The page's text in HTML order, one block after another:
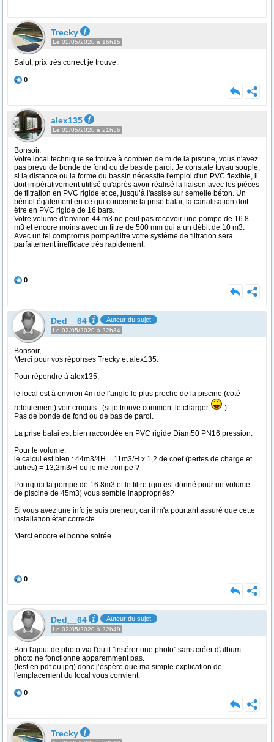
Trecky
Le 02/05/2020 à 16h15
Salut, prix très correct je trouve.
0
alex135
Le 02/05/2020 à 21h36
Bonsoir.
Votre local technique se trouve à combien de m de la piscine, vous n'avez
pas prévu de bonde de fond ou de bas de paroi. Je constate tuyau souple,
si la distance ou la forme du bassin nécessite l'emploi d'un PVC flexible, il
doit impérativement utilisé qu'après avoir réalisé la liaison avec les pièces
de filtration en PVC rigide et ce, jusqu’à l'assise sur semelle béton. Un
bémol également en ce qui concerne la prise balai, la canalisation doit
être en PVC rigide de 16 bars.
Votre volume d'environ 44 m3 ne peut pas recevoir une pompe de 16.8
m3 et encore moins avec un filtre de 500 mm qui à un débit de 10 m3.
Avec un tel compromis pompe/filtre votre système de filtration sera
parfaitement inefficace très rapidement.
0
Ded__64 Auteur du sujet
Le 02/05/2020 à 22h34
Bonsoir,
Merci pour vos réponses Trecky et alex135.
Pour répondre à alex135,
le local est à environ 4m de l'angle le plus proche de la piscine (coté
refoulement) voir croquis...(si je trouve comment le charger
)
Pas de bonde de fond ou de bas de paroi.
La prise balai est bien raccordée en PVC rigide Diam50 PN16 pression.
Pour le volume:
le calcul est bien : 44m3/4H = 11m3/H x 1,2 de coef (pertes de charge et
autres) = 13,2m3/H ou je me trompe ?
Pourquoi la pompe de 16.8m3 et le filtre (qui est donné pour un volume
de piscine de 45m3) vous semble inappropriés?
Si vous avez une info je suis preneur, car il m'a pourtant assuré que cette
installation était correcte.
Merci encore et bonne soirée.
0
Ded__64 Auteur du sujet
Le 02/05/2020 à 22h49
Bon l'ajout de photo via l'outil "insérer une photo" sans créer d'album
photo ne fonctionne apparemment pas.
(test en pdf ou jpg) donc j’espère que ma simple explication de
l'emplacement du local vous convient.
0
Trecky